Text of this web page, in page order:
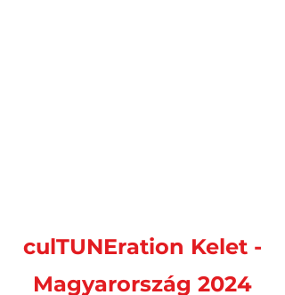
culTUNEration Kelet -
Magyarország 2024